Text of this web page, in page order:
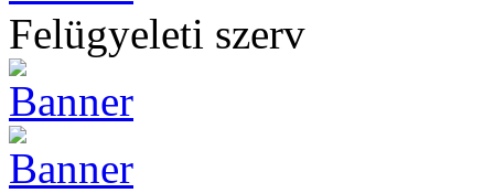
Felügyeleti szerv